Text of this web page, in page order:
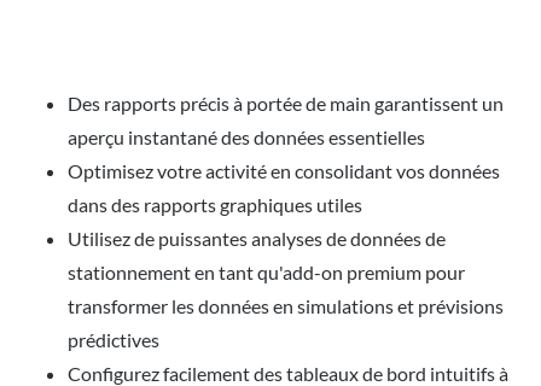
Des rapports précis à portée de main garantissent un
aperçu instantané des données essentielles
Optimisez votre activité en consolidant vos données
dans des rapports graphiques utiles
Utilisez de puissantes analyses de données de
stationnement en tant qu'add-on premium pour
transformer les données en simulations et prévisions
prédictives
Configurez facilement des tableaux de bord intuitifs à